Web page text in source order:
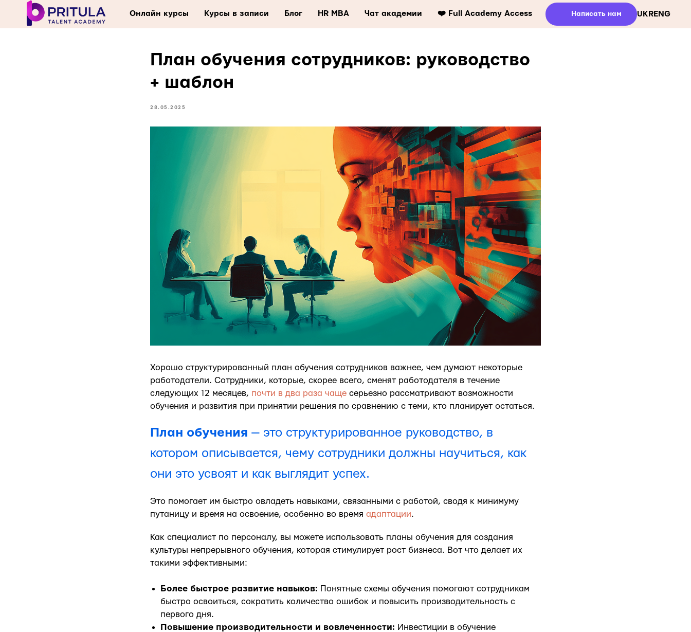
Онлайн курсы Курсы в записи Блог HR MBA Чат академии ❤️ Full Academy Access Написать нам UKR ENG
План обучения сотрудников: руководство
+ шаблон
28.05.2025
Хорошо структурированный план обучения сотрудников важнее, чем думают некоторые
работодатели. Сотрудники, которые, скорее всего, сменят работодателя в течение
следующих 12 месяцев, почти в два раза чаще серьезно рассматривают возможности
обучения и развития при принятии решения по сравнению с теми, кто планирует остаться.
План обучения — это структурированное руководство, в
котором описывается, чему сотрудники должны научиться, как
они это усвоят и как выглядит успех.
Это помогает им быстро овладеть навыками, связанными с работой, сводя к минимуму
путаницу и время на освоение, особенно во время адаптации.
Как специалист по персоналу, вы можете использовать планы обучения для создания
культуры непрерывного обучения, которая стимулирует рост бизнеса. Вот что делает их
такими эффективными:
Более быстрое развитие навыков: Понятные схемы обучения помогают сотрудникам
быстро освоиться, сократить количество ошибок и повысить производительность с
первого дня.
Повышение производительности и вовлеченности: Инвестиции в обучение